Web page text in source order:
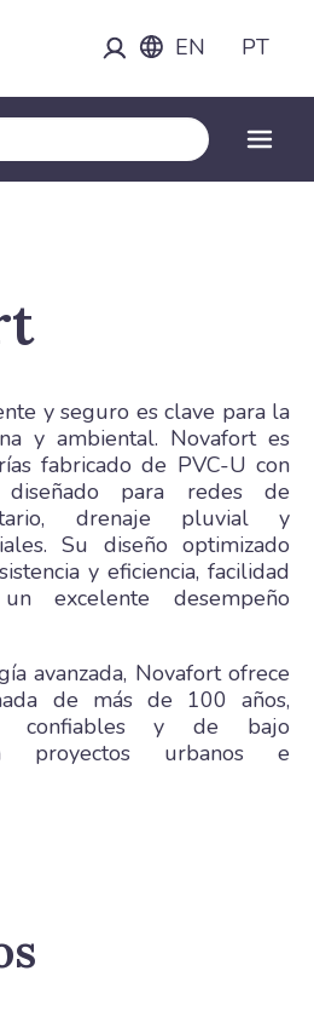
EN PT
y seguro es clave para la
y ambiental. Novafort es
fabricado de PVC-U con
diseñado para redes de
drenaje pluvial y
Su diseño optimizado
y eficiencia, facilidad
excelente desempeño
avanzada, Novafort ofrece
de más de 100 años,
confiables y de bajo
proyectos urbanos e